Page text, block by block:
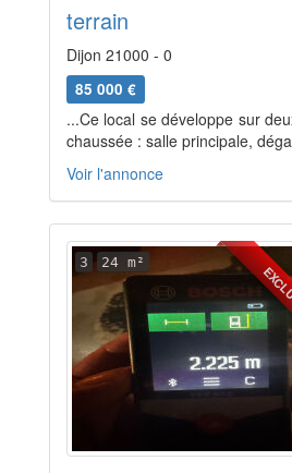
terrain
Dijon 21000 - 0
85 000 €
...Ce local se développe sur
chaussée : salle principale,
Voir l'annonce
3 24 m²